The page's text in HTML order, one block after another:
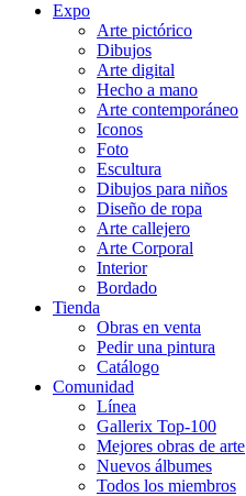
Expo
Arte pictórico
Dibujos
Arte digital
Hecho a mano
Arte contemporáneo
Iconos
Foto
Escultura
Dibujos para niños
Diseño de ropa
Arte callejero
Arte Corporal
Interior
Bordado
Tienda
Obras en venta
Pedir una pintura
Catálogo
Comunidad
Línea
Gallerix Top-100
Mejores obras de arte
Nuevos álbumes
Todos los miembros